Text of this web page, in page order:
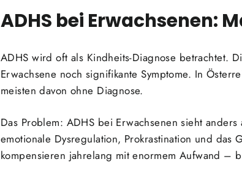
ADHS bei Erwachsenen:
ADHS wird oft als Kindheits-Diagnose betrachtet.
Erwachsene noch signifikante Symptome. In
meisten davon ohne Diagnose.
Das Problem: ADHS bei Erwachsenen sieht
emotionale Dysregulation, Prokrastination und
kompensieren jahrelang mit enormem Aufwand –